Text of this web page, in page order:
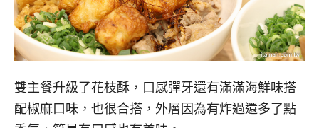
雙主餐升級了花枝酥，口感彈牙還有滿滿海鮮味搭
配椒麻口味，也很合搭，外層因為有炸過還多了點